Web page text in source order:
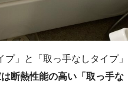
」と「取っ手なしタイプ」
断熱性能の高い「取っ手な